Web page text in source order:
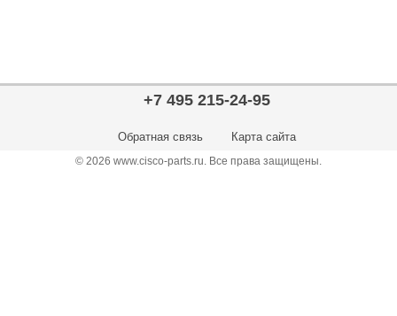
+7 495 215-24-95
Обратная связь Карта сайта
© 2026 www.cisco-parts.ru. Все права защищены.